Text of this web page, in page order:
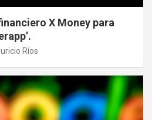
X Money para
Ríos